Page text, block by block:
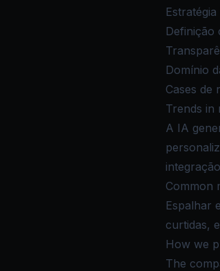
Definição
Domínio
Cases de
Trends in
A IA
Common
Espalhar
curtidas,
How we
The